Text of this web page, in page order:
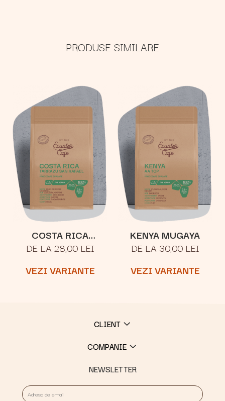
PRODUSE SIMILARE
COSTA RICA
TARRAZU SAN
RAFAEL
DE LA 28,00 LEI
VEZI VARIANTE
KENYA MUGAYA
DE LA 30,00 LEI
VEZI VARIANTE
CLIENT
COMPANIE
NEWSLETTER